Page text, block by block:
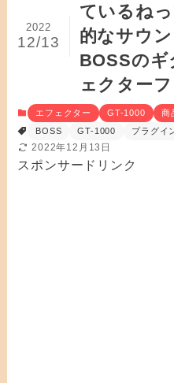
ているね
的なサウ
BOSSのギ
ェクター
2022
12/13
エフェクター GT-1000
商
BOSS
GT-1000 プラグイ
2022年12月13日
スポンサードリンク